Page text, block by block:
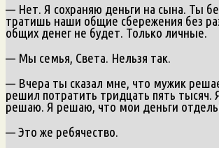
— Нет. Я сохраняю деньги на сына. Ты
тратишь наши общие сбережения без
общих денег не будет. Только личные.
— Мы семья, Света. Нельзя так.
— Вчера ты сказал мне, что мужик
решил потратить тридцать пять тысяч.
решаю. Я решаю, что мои деньги
— Это же ребячество.